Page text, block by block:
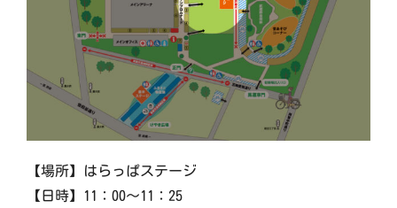
【場所】はらっぱステージ
【日時】11：00～11：25